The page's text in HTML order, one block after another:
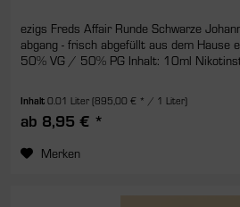
ezigs Freds Affair Runde Schwarze
abgang - frisch abgefüllt aus dem Hause
50% VG / 50% PG Inhalt: 10ml
Inhalt0.01 Liter(895,00 € * / 1 Liter)
ab 8,95 € *
Merken